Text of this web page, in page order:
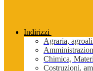
Indirizzi
Agraria,
Chimica,
Costruzioni,